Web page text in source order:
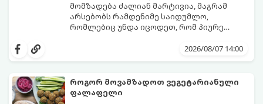
მომზადება ძალიან მარტივია, მაგრამ
არსებობს რამდენიმე საიდუმლო,
რომლებიც უნდა იცოდეთ, რომ პიურე
2026/08/07 14:00
როგორ მოვამზადოთ ვეგეტარიანული
ფალაფელი